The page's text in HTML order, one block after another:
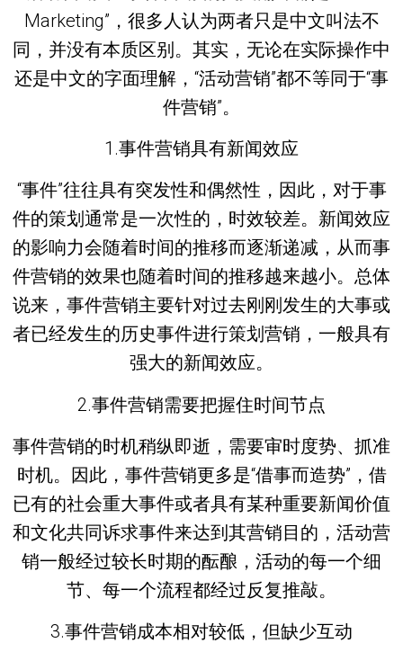
Marketing”，很多人认为两者只是中文叫法不
同，并没有本质区别。其实，无论在实际操作中
还是中文的字面理解，“活动营销”都不等同于“事
件营销”。
1.事件营销具有新闻效应
“事件”往往具有突发性和偶然性，因此，对于事
件的策划通常是一次性的，时效较差。新闻效应
的影响力会随着时间的推移而逐渐递减，从而事
件营销的效果也随着时间的推移越来越小。总体
说来，事件营销主要针对过去刚刚发生的大事或
者已经发生的历史事件进行策划营销，一般具有
强大的新闻效应。
2.事件营销需要把握住时间节点
事件营销的时机稍纵即逝，需要审时度势、抓准
时机。因此，事件营销更多是“借事而造势”，借
已有的社会重大事件或者具有某种重要新闻价值
和文化共同诉求事件来达到其营销目的，活动营
销一般经过较长时期的酝酿，活动的每一个细
节、每一个流程都经过反复推敲。
3.事件营销成本相对较低，但缺少互动